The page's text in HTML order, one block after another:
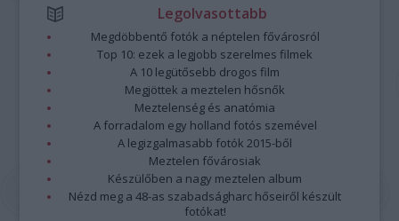
Legolvasottabb
Megdöbbentő fotók a néptelen fővárosról
Top 10: ezek a legjobb szerelmes filmek
A 10 legütősebb drogos film
Megjöttek a meztelen hősnők
Meztelenség és anatómia
A forradalom egy holland fotós szemével
A legizgalmasabb fotók 2015-ből
Meztelen fővárosiak
Készülőben a nagy meztelen album
Nézd meg a 48-as szabadságharc hőseiről készült
fotókat!